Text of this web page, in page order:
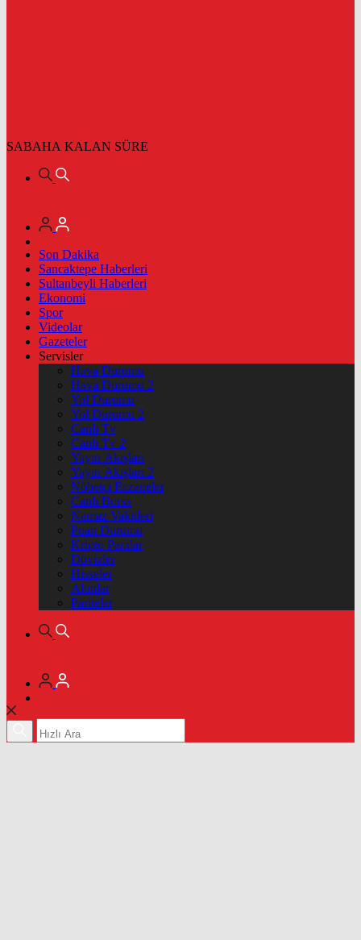
SABAHA KALAN SÜRE
Son Dakika
Sancaktepe Haberleri
Sultanbeyli Haberleri
Ekonomi
Spor
Videolar
Gazeteler
Servisler
Hava Durumu
Hava Durumu 2
Yol Durumu
Yol Durumu 2
Canlı Tv
Canlı Tv 2
Yayın Akışları
Yayın Akışları 2
Nöbetçi Eczaneler
Canlı Borsa
Namaz Vakitleri
Puan Durumu
Kripto Paralar
Dövizler
Hisseler
Altınlar
Pariteler